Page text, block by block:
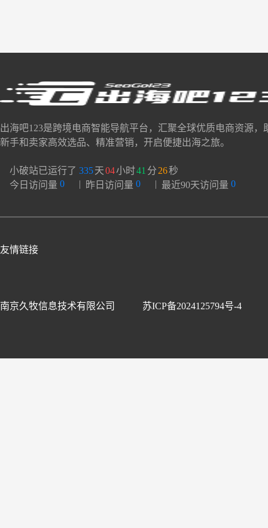
出海吧123是跨境电商智能导航平台，汇聚全球优质电商资源，
新手和卖家高效选品、精准营销，开启便捷出海之旅。
小破站已运行了 335天04小时41 分 27秒
今日访问量 0 | 昨日访问量 0 | 最近90天访问量 0
友情链接
南京久牧信息技术有限公司 苏ICP备2024125794号-4